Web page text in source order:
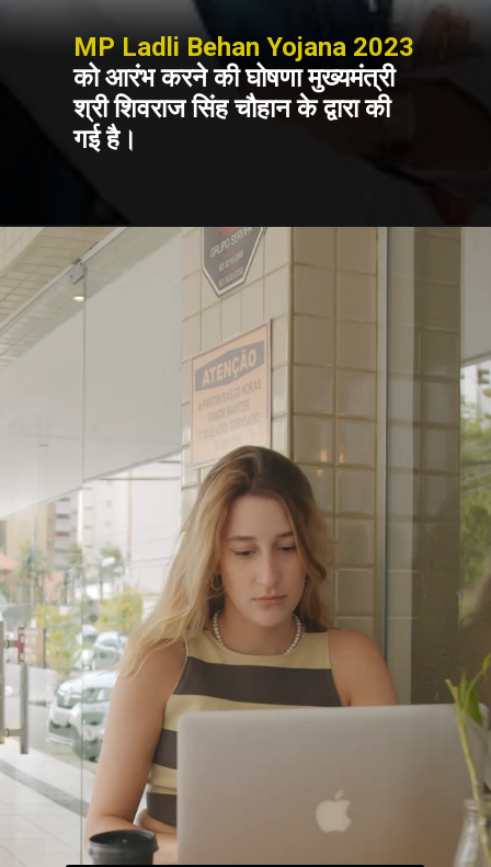
MP Ladli Behan Yojana 2023
को आरंभ करने की घोषणा मुख्यमंत्री
श्री शिवराज सिंह चौहान के द्वारा की
गई है।